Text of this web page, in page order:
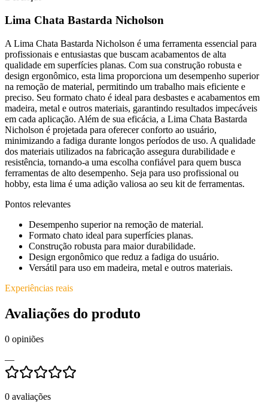
Lima Chata Bastarda Nicholson
A Lima Chata Bastarda Nicholson é uma ferramenta essencial para
profissionais e entusiastas que buscam acabamentos de alta
qualidade em superfícies planas. Com sua construção robusta e
design ergonômico, esta lima proporciona um desempenho superior
na remoção de material, permitindo um trabalho mais eficiente e
preciso. Seu formato chato é ideal para desbastes e acabamentos em
madeira, metal e outros materiais, garantindo resultados impecáveis
em cada aplicação. Além de sua eficácia, a Lima Chata Bastarda
Nicholson é projetada para oferecer conforto ao usuário,
minimizando a fadiga durante longos períodos de uso. A qualidade
dos materiais utilizados na fabricação assegura durabilidade e
resistência, tornando-a uma escolha confiável para quem busca
ferramentas de alto desempenho. Seja para uso profissional ou
hobby, esta lima é uma adição valiosa ao seu kit de ferramentas.
Pontos relevantes
Desempenho superior na remoção de material.
Formato chato ideal para superfícies planas.
Construção robusta para maior durabilidade.
Design ergonômico que reduz a fadiga do usuário.
Versátil para uso em madeira, metal e outros materiais.
Experiências reais
Avaliações do produto
0 opiniões
—
0 avaliações